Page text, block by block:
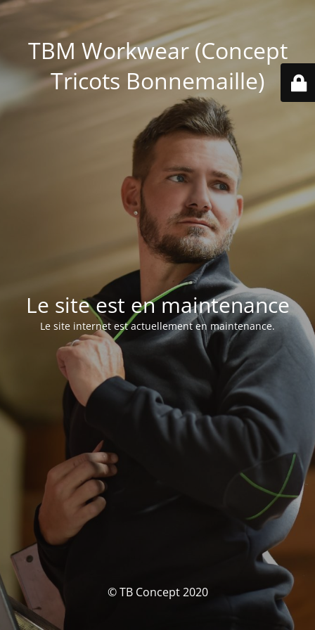
TBM Workwear (Concept
Tricots Bonnemaille)
Le site est en maintenance
Le site internet est actuellement en maintenance.
© TB Concept 2020